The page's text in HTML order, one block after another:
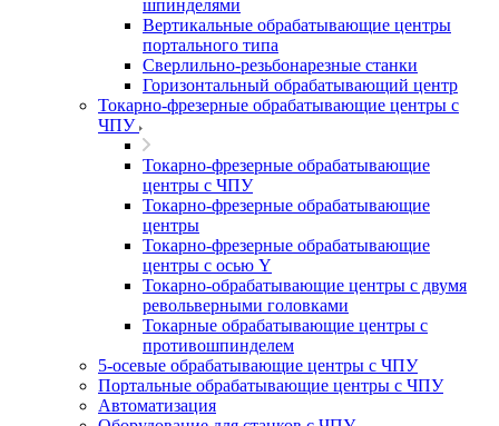
шпинделями
Вертикальные обрабатывающие центры
портального типа
Сверлильно-резьбонарезные станки
Горизонтальный обрабатывающий центр
Токарно-фрезерные обрабатывающие центры с
ЧПУ
Токарно-фрезерные обрабатывающие
центры с ЧПУ
Токарно-фрезерные обрабатывающие
центры
Токарно-фрезерные обрабатывающие
центры с осью Y
Токарно-обрабатывающие центры c двумя
револьверными головками
Токарные обрабатывающие центры с
противошпинделем
5-осевые обрабатывающие центры с ЧПУ
Портальные обрабатывающие центры с ЧПУ
Автоматизация